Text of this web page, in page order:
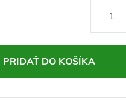
PRIDAŤ DO KOŠÍKA